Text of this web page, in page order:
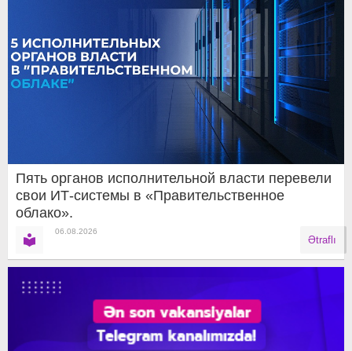
Пять органов исполнительной власти перевели
свои ИТ-системы в «Правительственное
облако».
06.08.2026
Ətraflı